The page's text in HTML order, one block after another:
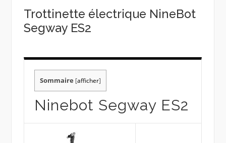
Trottinette électrique NineBot
Segway ES2
Sommaire [afficher]
Ninebot Segway ES2